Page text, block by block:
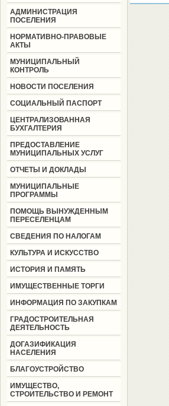
АДМИНИСТРАЦИЯ
ПОСЕЛЕНИЯ
НОРМАТИВНО-ПРАВОВЫЕ
АКТЫ
МУНИЦИПАЛЬНЫЙ
КОНТРОЛЬ
НОВОСТИ ПОСЕЛЕНИЯ
СОЦИАЛЬНЫЙ ПАСПОРТ
ЦЕНТРАЛИЗОВАННАЯ
БУХГАЛТЕРИЯ
ПРЕДОСТАВЛЕНИЕ
МУНИЦИПАЛЬНЫХ УСЛУГ
ОТЧЕТЫ И ДОКЛАДЫ
МУНИЦИПАЛЬНЫЕ
ПРОГРАММЫ
ПОМОЩЬ ВЫНУЖДЕННЫМ
ПЕРЕСЕЛЕНЦАМ
СВЕДЕНИЯ ПО НАЛОГАМ
КУЛЬТУРА И ИСКУССТВО
ИСТОРИЯ И ПАМЯТЬ
ИМУЩЕСТВЕННЫЕ ТОРГИ
ИНФОРМАЦИЯ ПО ЗАКУПКАМ
ГРАДОСТРОИТЕЛЬНАЯ
ДЕЯТЕЛЬНОСТЬ
ДОГАЗИФИКАЦИЯ
НАСЕЛЕНИЯ
БЛАГОУСТРОЙСТВО
ИМУЩЕСТВО,
СТРОИТЕЛЬСТВО И РЕМОНТ